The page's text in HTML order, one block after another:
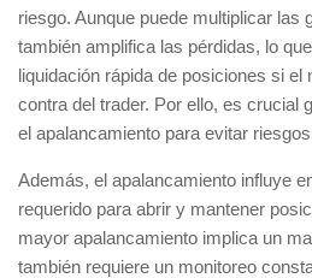
riesgo. Aunque puede multiplicar las
también amplifica las pérdidas, lo
liquidación rápida de posiciones si
contra del trader. Por ello, es crucial
el apalancamiento para evitar
Además, el apalancamiento influye
requerido para abrir y mantener
mayor apalancamiento implica un
también requiere un monitoreo